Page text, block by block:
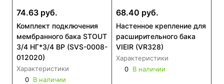
74.63 руб.
Комплект подключения
мембранного бака STOUT
3/4 НГ*3/4 ВР (SVS-0008-
012020)
Характеристики
0 В наличии
68.40 руб.
Настенное крепление для
расширительного бака
VIEIR (VR328)
Характеристики
0 В наличии